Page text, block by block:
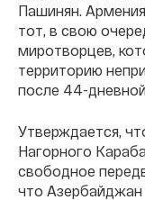
Пашинян.
тот, в свою
миротворцев,
территорию
после 44-
Утверждается,
Нагорного
свободное
что Азербайджан